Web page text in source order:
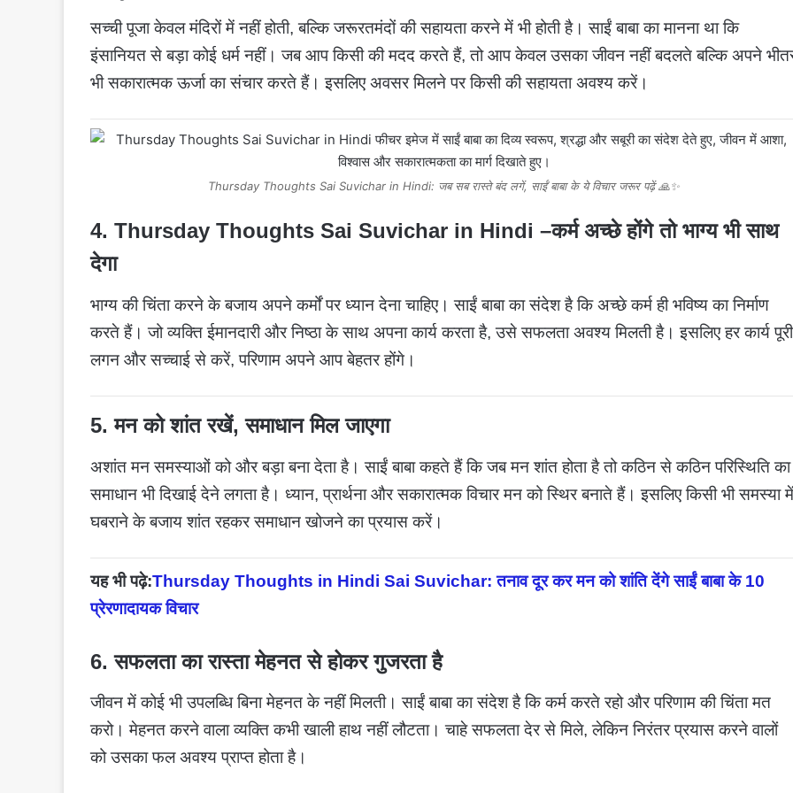
सच्ची पूजा केवल मंदिरों में नहीं होती, बल्कि जरूरतमंदों की सहायता करने में भी होती है। साईं बाबा का मानना था कि
इंसानियत से बड़ा कोई धर्म नहीं। जब आप किसी की मदद करते हैं, तो आप केवल उसका जीवन नहीं बदलते बल्कि अपने
भी सकारात्मक ऊर्जा का संचार करते हैं। इसलिए अवसर मिलने पर किसी की सहायता अवश्य करें।
Thursday Thoughts Sai Suvichar in Hindi: जब सब रास्ते बंद लगें, साईं बाबा के ये विचार जरूर पढ़ें 🙏✨
4. Thursday Thoughts Sai Suvichar in Hindi –कर्म अच्छे होंगे तो भाग्य भी साथ
देगा
भाग्य की चिंता करने के बजाय अपने कर्मों पर ध्यान देना चाहिए। साईं बाबा का संदेश है कि अच्छे कर्म ही भविष्य का निर्माण
करते हैं। जो व्यक्ति ईमानदारी और निष्ठा के साथ अपना कार्य करता है, उसे सफलता अवश्य मिलती है। इसलिए हर कार्य पूरी
लगन और सच्चाई से करें, परिणाम अपने आप बेहतर होंगे।
5. मन को शांत रखें, समाधान मिल जाएगा
अशांत मन समस्याओं को और बड़ा बना देता है। साईं बाबा कहते हैं कि जब मन शांत होता है तो कठिन से कठिन परिस्थिति का
समाधान भी दिखाई देने लगता है। ध्यान, प्रार्थना और सकारात्मक विचार मन को स्थिर बनाते हैं। इसलिए किसी भी समस्या में
घबराने के बजाय शांत रहकर समाधान खोजने का प्रयास करें।
यह भी पढ़े:Thursday Thoughts in Hindi Sai Suvichar: तनाव दूर कर मन को शांति देंगे साईं बाबा के 10
प्रेरणादायक विचार
6. सफलता का रास्ता मेहनत से होकर गुजरता है
जीवन में कोई भी उपलब्धि बिना मेहनत के नहीं मिलती। साईं बाबा का संदेश है कि कर्म करते रहो और परिणाम की चिंता मत
करो। मेहनत करने वाला व्यक्ति कभी खाली हाथ नहीं लौटता। चाहे सफलता देर से मिले, लेकिन निरंतर प्रयास करने वालों
को उसका फल अवश्य प्राप्त होता है।